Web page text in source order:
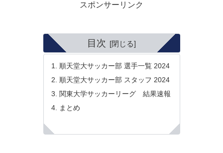
スポンサーリンク
目次
順天堂大サッカー部 選手一覧 2024
順天堂大サッカー部 スタッフ 2024
関東大学サッカーリーグ 結果速報
まとめ